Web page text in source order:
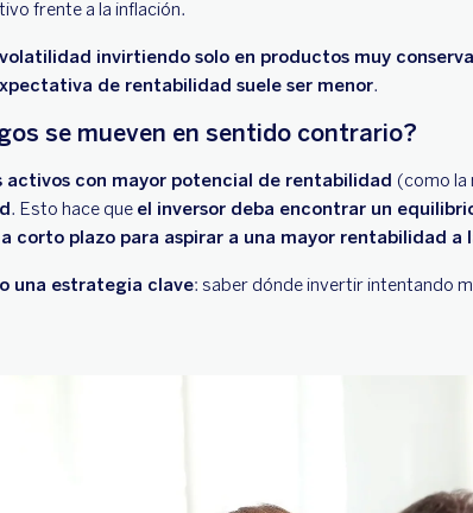
frente a la inflación.
invirtiendo solo en productos muy
de rentabilidad suele ser menor.
se mueven en sentido contrario?
activos con mayor potencial de rentabilidad (como la
. Esto hace que el inversor deba encontrar un
corto plazo para aspirar a una mayor rentabilidad a
una estrategia clave: saber dónde invertir intentando